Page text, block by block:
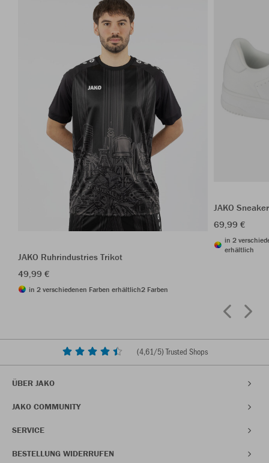
JAKO Ruhrindustries Trikot
49,99 €
in 2 verschiedenen Farben erhältlich2 Farben
JAKO
69,99 €
in 2
erhältlich
(4,61/5) Trusted Shops
ÜBER JAKO
JAKO COMMUNITY
SERVICE
BESTELLUNG WIDERRUFEN